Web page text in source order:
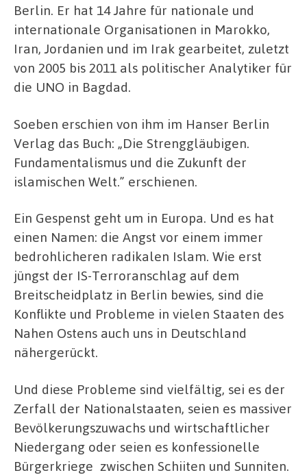
Berlin. Er hat 14 Jahre für nationale und
internationale Organisationen in Marokko,
Iran, Jordanien und im Irak gearbeitet, zuletzt
von 2005 bis 2011 als politischer Analytiker für
die UNO in Bagdad.
Soeben erschien von ihm im Hanser Berlin
Verlag das Buch: „Die Strenggläubigen.
Fundamentalismus und die Zukunft der
islamischen Welt.” erschienen.
Ein Gespenst geht um in Europa. Und es hat
einen Namen: die Angst vor einem immer
bedrohlicheren radikalen Islam. Wie erst
jüngst der IS-Terroranschlag auf dem
Breitscheidplatz in Berlin bewies, sind die
Konflikte und Probleme in vielen Staaten des
Nahen Ostens auch uns in Deutschland
nähergerückt.
Und diese Probleme sind vielfältig, sei es der
Zerfall der Nationalstaaten, seien es massiver
Bevölkerungszuwachs und wirtschaftlicher
Niedergang oder seien es konfessionelle
Bürgerkriege zwischen Schiiten und Sunniten.